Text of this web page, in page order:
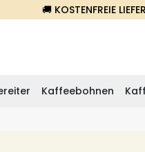
🚚 KOSTENFREIE
Kaffeebohnen